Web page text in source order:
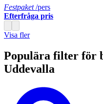
Festpaket/pers
Efterfråga pris
Visa fler
Populära filter för
Uddevalla